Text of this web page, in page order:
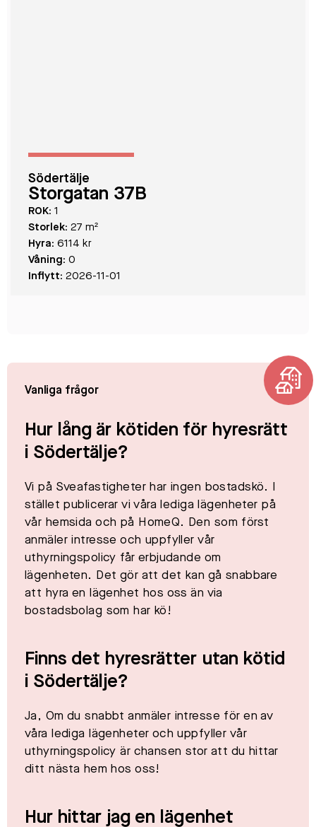
Södertälje
Storgatan 37B
ROK: 1
Storlek: 27 m²
Hyra: 6114 kr
Våning: 0
Inflytt: 2026-11-01
Vanliga frågor
Hur lång är kötiden för hyresrätt
i Södertälje?
Vi på Sveafastigheter har ingen bostadskö. I
stället publicerar vi våra lediga lägenheter på
vår hemsida och på HomeQ. Den som först
anmäler intresse och uppfyller vår
uthyrningspolicy får erbjudande om
lägenheten. Det gör att det kan gå snabbare
att hyra en lägenhet hos oss än via
bostadsbolag som har kö!​
Finns det hyresrätter utan kötid
i Södertälje?
Ja, Om du snabbt anmäler intresse för en av
våra lediga lägenheter och uppfyller vår
uthyrningspolicy är chansen stor att du hittar
ditt nästa hem hos oss!​
Hur hittar jag en lägenhet